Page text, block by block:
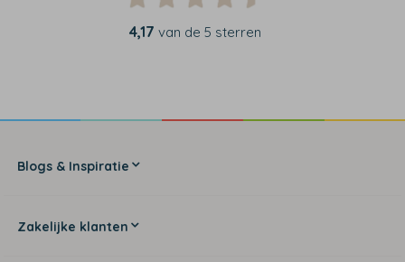
4,17 van de 5 sterren
Blogs & Inspiratie
Zakelijke klanten